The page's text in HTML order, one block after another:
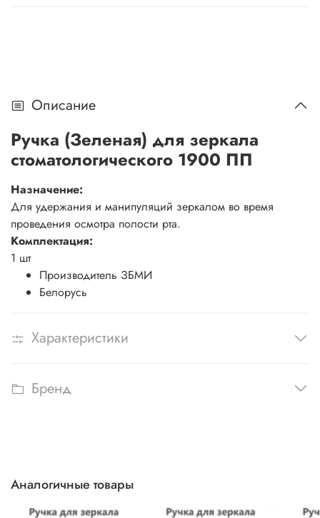
Описание
Ручка (Зеленая) для зеркала
стоматологического 1900 ПП
Назначение:
Для удержания и манипуляций зеркалом во время
проведения осмотра полости рта.
Комплектация:
1 шт
Производитель ЗБМИ
Белорусь
Характеристики
Бренд
Аналогичные товары